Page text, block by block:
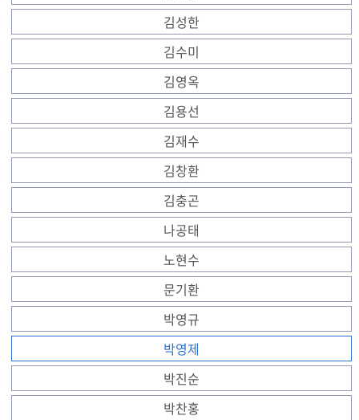
김성한
김수미
김영옥
김용선
김재수
김창환
김충곤
나공태
노현수
문기환
박영규
박영제
박진순
박찬홍